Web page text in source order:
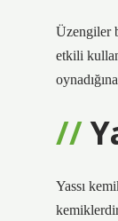
Üzengiler
etkili
Yassı